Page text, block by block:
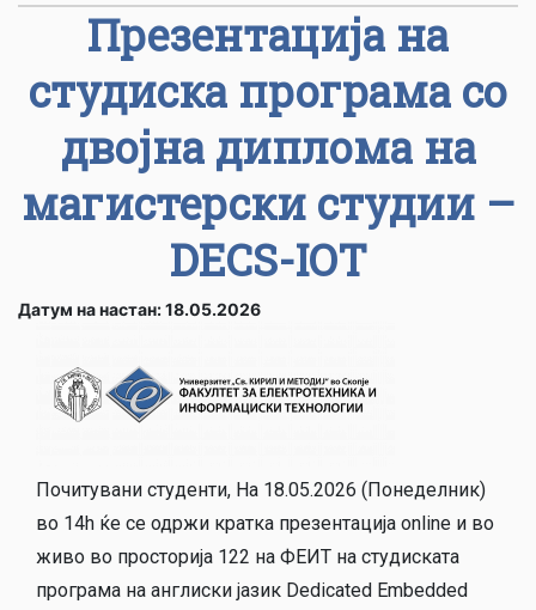
Презентација на
студиска програма со
двојна диплома на
магистерски студии –
DECS-IOT
Датум на настан: 18.05.2026
Почитувани студенти, На 18.05.2026 (Понеделник)
во 14h ќе се одржи кратка презентација online и во
живо во просторија 122 на ФЕИТ на студиската
програма на англиски јазик Dedicated Embedded